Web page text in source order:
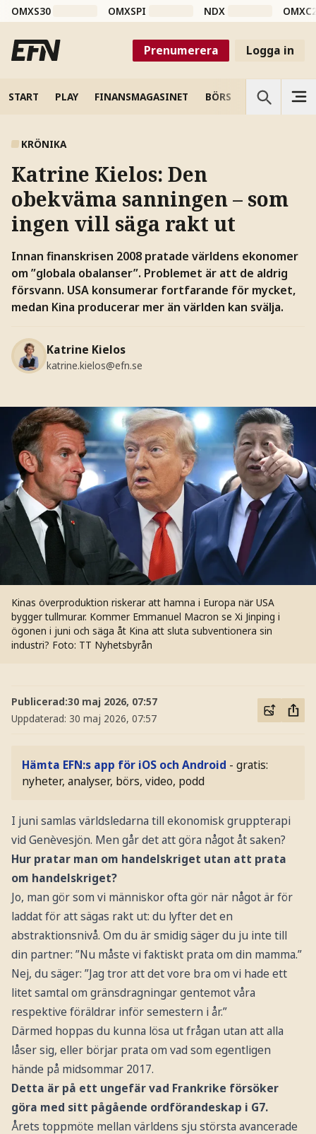
OMXS30 OMXSPI NDX
Prenumerera Logga in
START PLAY FINANSMAGASINET BÖRS VETENSKAP
KRÖNIKA
Katrine Kielos: Den
obekväma sanningen – som
ingen vill säga rakt ut
Innan finanskrisen 2008 pratade världens ekonomer
om ”globala obalanser”. Problemet är att de aldrig
försvann. USA konsumerar fortfarande för mycket,
medan Kina producerar mer än världen kan svälja.
Katrine Kielos
katrine.kielos@efn.se
Kinas överproduktion riskerar att hamna i Europa när USA
bygger tullmurar. Kommer Emmanuel Macron se Xi Jinping i
ögonen i juni och säga åt Kina att sluta subventionera sin
industri? Foto: TT Nyhetsbyrån
Publicerad:30 maj 2026, 07:57
Uppdaterad: 30 maj 2026, 07:57
Hämta EFN:s app för iOS och Android - gratis:
nyheter, analyser, börs, video, podd
I juni samlas världsledarna till ekonomisk gruppterapi
vid Genèvesjön. Men går det att göra något åt saken?
Hur pratar man om handelskriget utan att prata
om handelskriget?
Jo, man gör som vi människor ofta gör när något är för
laddat för att sägas rakt ut: du lyfter det en
abstraktionsnivå. Om du är smidig säger du ju inte till
din partner: ”Nu måste vi faktiskt prata om din mamma.”
Nej, du säger: ”Jag tror att det vore bra om vi hade ett
litet samtal om gränsdragningar gentemot våra
respektive föräldrar inför semestern i år.”
Därmed hoppas du kunna lösa ut frågan utan att alla
låser sig, eller börjar prata om vad som egentligen
hände på midsommar 2017.
Detta är på ett ungefär vad Frankrike försöker
göra med sitt pågående ordförandeskap i G7.
Årets toppmöte mellan världens sju största avancerade